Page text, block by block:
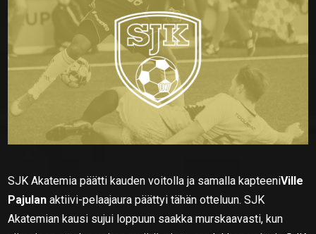
SJK Akatemia päätti kauden voitolla ja samalla kapteeniVille
Pajulan aktiivi-pelaajaura päättyi tähän otteluun. SJK
Akatemian kausi sujui loppuun saakka murskaavasti, kun